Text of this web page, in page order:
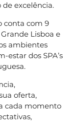
excelência.
conta com 9
Lisboa e
ambientes
estar dos SPA’s
oferta,
cada momento